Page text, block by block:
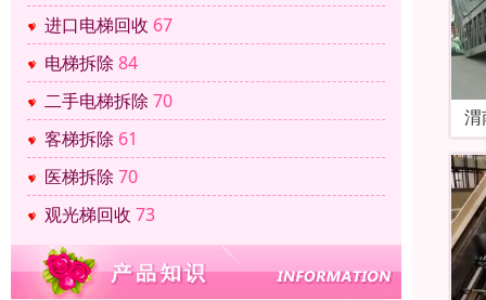
进口电梯回收 67
电梯拆除 84
二手电梯拆除 70
客梯拆除 61
医梯拆除 70
观光梯回收 73
渭